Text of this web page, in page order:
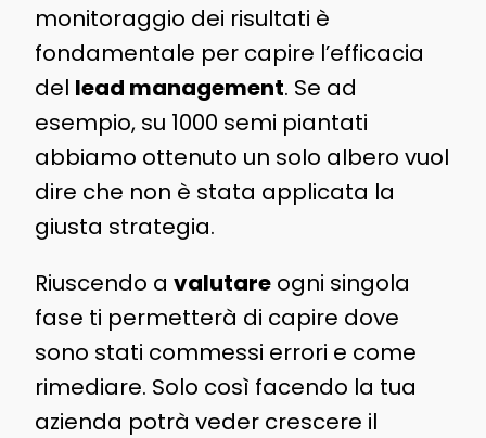
monitoraggio dei risultati è
fondamentale per capire l’efficacia
del lead management. Se ad
esempio, su 1000 semi piantati
abbiamo ottenuto un solo albero vuol
dire che non è stata applicata la
giusta strategia.
Riuscendo a valutareogni singola
fase ti permetterà di capire dove
sono stati commessi errori e come
rimediare. Solo così facendo la tua
azienda potrà veder crescere il